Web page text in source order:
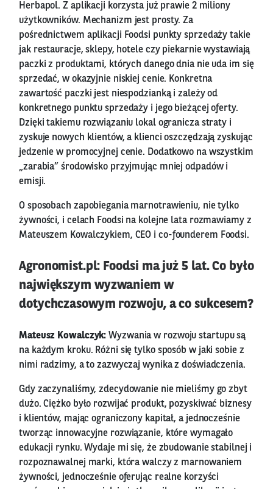
Herbapol. Z aplikacji korzysta już prawie 2 miliony
użytkowników. Mechanizm jest prosty. Za
pośrednictwem aplikacji Foodsi punkty sprzedaży takie
jak restauracje, sklepy, hotele czy piekarnie wystawiają
paczki z produktami, których danego dnia nie uda im się
sprzedać, w okazyjnie niskiej cenie. Konkretna
zawartość paczki jest niespodzianką i zależy od
konkretnego punktu sprzedaży i jego bieżącej oferty.
Dzięki takiemu rozwiązaniu lokal ogranicza straty i
zyskuje nowych klientów, a klienci oszczędzają zyskując
jedzenie w promocyjnej cenie. Dodatkowo na wszystkim
„zarabia” środowisko przyjmując mniej odpadów i
emisji.
O sposobach zapobiegania marnotrawieniu, nie tylko
żywności, i celach Foodsi na kolejne lata rozmawiamy z
Mateuszem Kowalczykiem, CEO i co-founderem Foodsi.
Agronomist.pl: Foodsi ma już 5 lat. Co było
największym wyzwaniem w
dotychczasowym rozwoju, a co sukcesem?
Mateusz Kowalczyk: Wyzwania w rozwoju startupu są
na każdym kroku. Różni się tylko sposób w jaki sobie z
nimi radzimy, a to zazwyczaj wynika z doświadczenia.
Gdy zaczynaliśmy, zdecydowanie nie mieliśmy go zbyt
dużo. Ciężko było rozwijać produkt, pozyskiwać biznesy
i klientów, mając ograniczony kapitał, a jednocześnie
tworząc innowacyjne rozwiązanie, które wymagało
edukacji rynku. Wydaje mi się, że zbudowanie stabilnej i
rozpoznawalnej marki, która walczy z marnowaniem
żywności, jednocześnie oferując realne korzyści